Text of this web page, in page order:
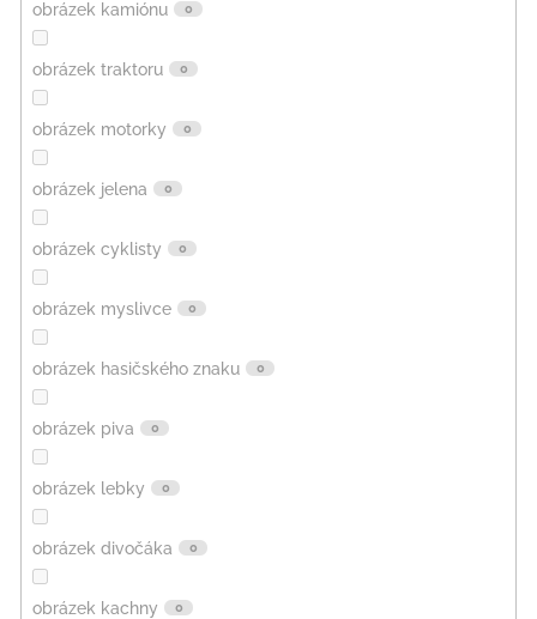
obrázek kamiónu 0
obrázek traktoru 0
obrázek motorky 0
obrázek jelena 0
obrázek cyklisty 0
obrázek myslivce 0
obrázek hasičského znaku 0
obrázek piva 0
obrázek lebky 0
obrázek divočáka 0
obrázek kachny 0